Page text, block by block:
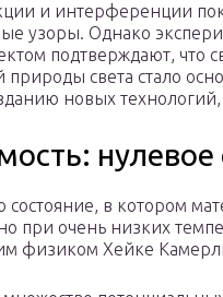
и интерференции
узоры. Однако
подтверждают, что
света стало
новых
нулевое
в котором
при очень низких
физиком Хейке